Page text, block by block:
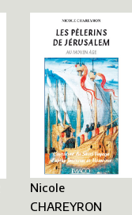
Nicole
CHAREYRON